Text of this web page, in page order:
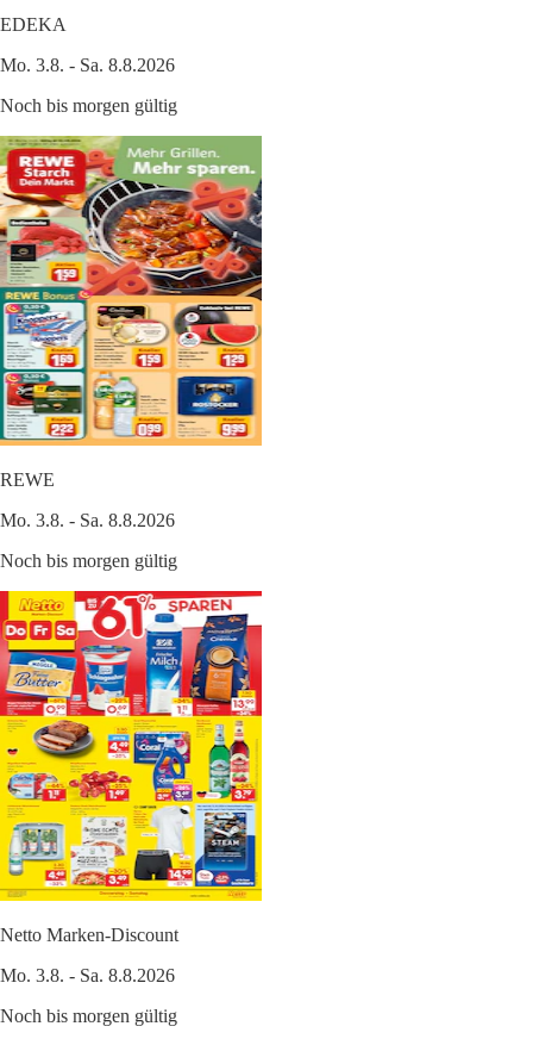
EDEKA
Mo. 3.8. - Sa. 8.8.2026
Noch bis morgen gültig
REWE
Mo. 3.8. - Sa. 8.8.2026
Noch bis morgen gültig
Netto Marken-Discount
Mo. 3.8. - Sa. 8.8.2026
Noch bis morgen gültig